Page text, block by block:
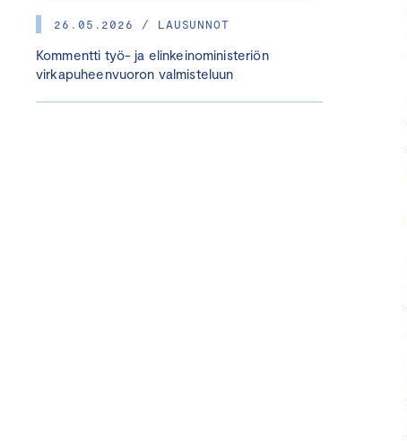
26.05.2026 / LAUSUNNOT
Kommentti työ- ja elinkeinoministeriön
virkapuheenvuoron valmisteluun